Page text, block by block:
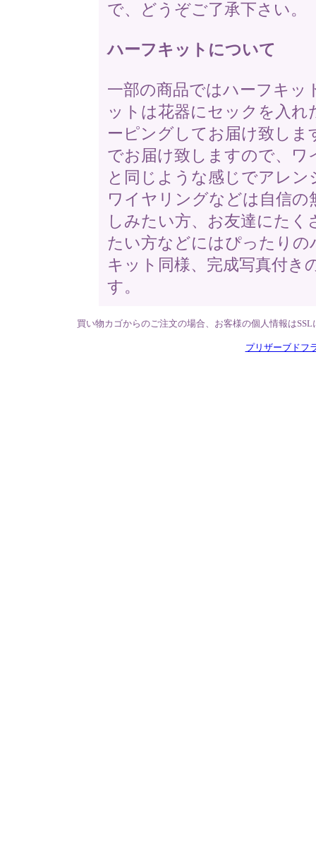
で、どうぞご了承下さい。
ハーフキットについて
一部の商品ではハーフキッ
ットは花器にセックを入
ーピングしてお届け致し
でお届け致しますので、ワ
と同じような感じでアレ
ワイヤリングなどは自信
しみたい方、お友達にた
たい方などにはぴったり
キット同様、完成写真付き
す。
買い物カゴからのご注文の場合、お客様の個人情報は
プリザーブドフ